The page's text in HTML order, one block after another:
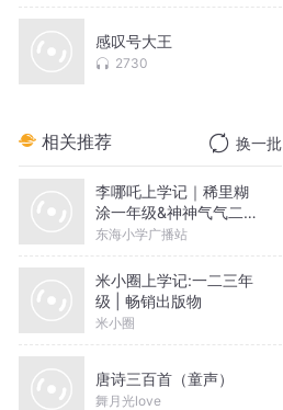
感叹号大王
2730
相关推荐 换一批
李哪吒上学记｜稀里糊
涂一年级&神神气气二年
级
东海小学广播站
米小圈上学记:一二三年
级 | 畅销出版物
米小圈
唐诗三百首（童声）
舞月光love